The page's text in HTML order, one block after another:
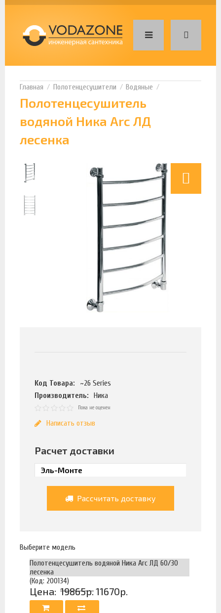
Полотенцесушители Водяные
Полотенцесушитель
водяной Ника Arc ЛД
лесенка
Код Товара:
~26 Series
Производитель:
Ника
Пока не оценен
Написать отзыв
Расчет доставки
Рассчитать доставку
Выберите модель
Полотенцесушитель водяной Ника Arc ЛД 60/30
лесенка
(Код: 200134)
Цена: 19865р.11670р.